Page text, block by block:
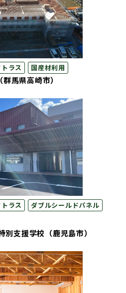
ラス 国産材利用
馬県高崎市）
ラス
ダブルシールドパネル
別支援学校（鹿児島市）